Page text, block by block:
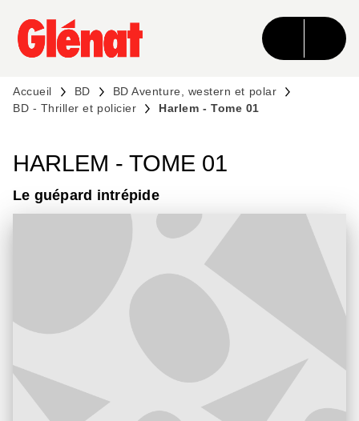
MENU RECHERCHE CONTENU
PIED DE PAGE
Accueil BD
BD Aventure, western et polar
BD - Thriller et policier
Harlem - Tome 01
HARLEM - TOME 01
Le guépard intrépide